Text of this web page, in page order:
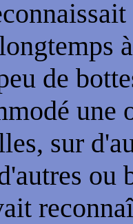
de
sur
ou